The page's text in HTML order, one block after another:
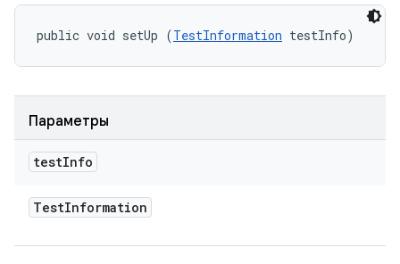
public void setUp (TestInformation testInfo)
Параметры
testInfo
TestInformation